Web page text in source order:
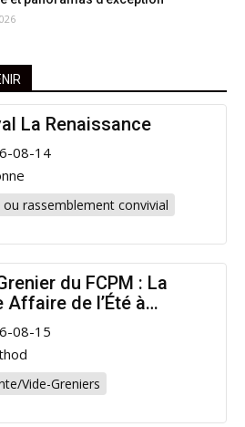
La Renaissance
08-14
ou rassemblement convivial
du FCPM : La
Affaire de l’Été à
!
08-15
Vide-Greniers